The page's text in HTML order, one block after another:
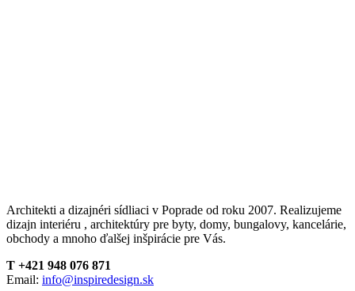
Architekti a dizajnéri sídliaci v Poprade od roku 2007. Realizujeme
dizajn interiéru , architektúry pre byty, domy, bungalovy, kancelárie,
obchody a mnoho ďalšej inšpirácie pre Vás.
T +421 948 076 871
Email: info@inspiredesign.sk